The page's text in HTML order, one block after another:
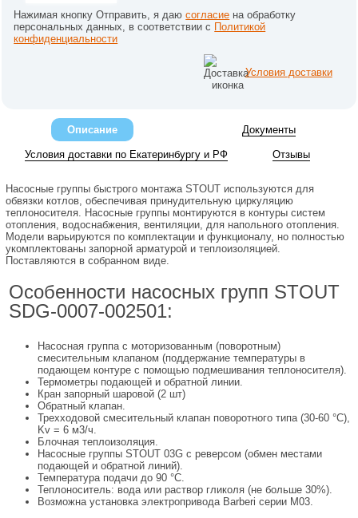
Нажимая кнопку Отправить, я даюсогласие на обработку
персональных данных, в соответствии с Политикой
конфиденциальности
Условия доставки
Описание Документы
Условия доставки по Екатеринбургу и РФ Отзывы
Насосные группы быстрого монтажа STOUT используются для
обвязки котлов, обеспечивая принудительную циркуляцию
теплоносителя. Насосные группы монтируются в контуры систем
отопления, водоснабжения, вентиляции, для напольного отопления.
Модели варьируются по комплектации и функционалу, но полностью
укомплектованы запорной арматурой и теплоизоляцией.
Поставляются в собранном виде.
Особенности насосных групп STOUT
SDG-0007-002501:
Насосная группа с моторизованным (поворотным)
смесительным клапаном (поддержание температуры в
подающем контуре с помощью подмешивания теплоносителя).
Термометры подающей и обратной линии.
Кран запорный шаровой (2 шт)
Обратный клапан.
Трехходовой смесительный клапан поворотного типа (30-60 °C),
Kv = 6 м3/ч.
Блочная теплоизоляция.
Насосные группы STOUT 03G с реверсом (обмен местами
подающей и обратной линий).
Температура подачи до 90 °C.
Теплоноситель: вода или раствор гликоля (не больше 30%).
Возможна установка электропривода Barberi серии M03.